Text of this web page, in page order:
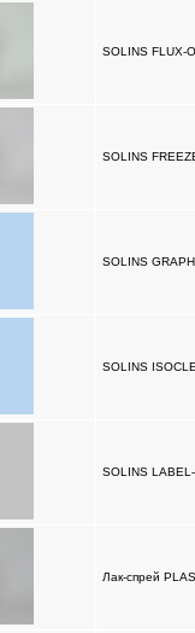
SOLINS FLUX-
SOLINS
SOLINS
SOLINS
SOLINS
Лак-спрей